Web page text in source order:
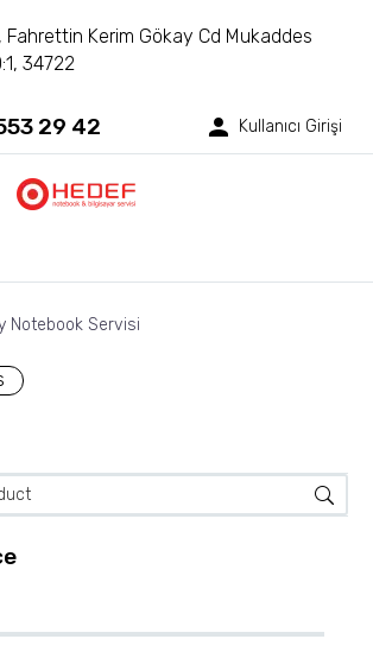
Fahrettin Kerim Gökay Cd Mukaddes
34722
29 42 Kullanıcı Girişi
Notebook Servisi